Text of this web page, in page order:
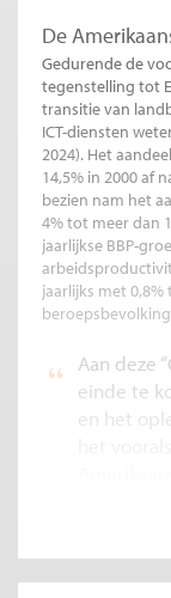
De
Gedurende de
tegenstelling tot
transitie van
ICT-diensten
2024). Het
14,5% in 2000 af
bezien nam het
4% tot meer dan
jaarlijkse BBP-
jaarlijks met
Aan deze
einde te
en het